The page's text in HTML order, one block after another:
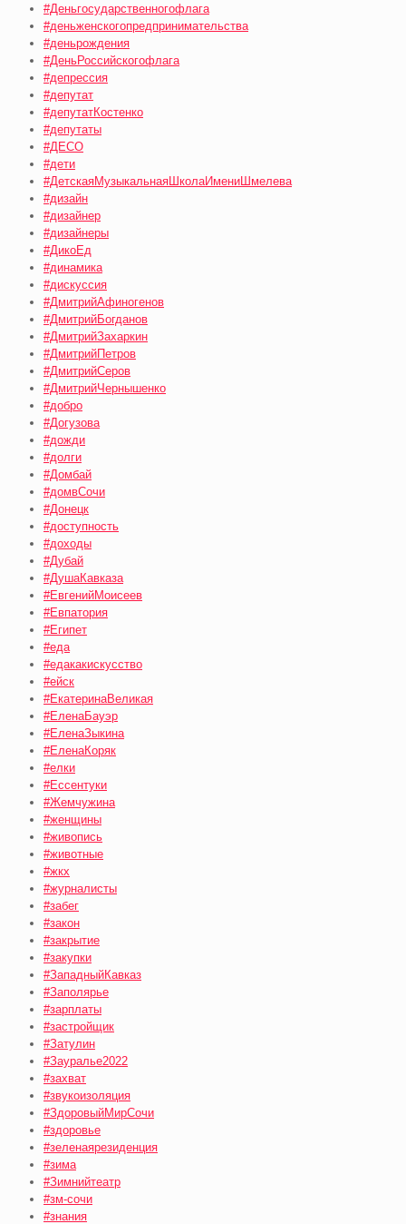
#Деньгосударственногофлага
#деньженскогопредпринимательства
#деньрождения
#ДеньРоссийскогофлага
#депрессия
#депутат
#депутатКостенко
#депутаты
#ДЕСО
#дети
#ДетскаяМузыкальнаяШколаИмениШмелева
#дизайн
#дизайнер
#дизайнеры
#ДикоЕд
#динамика
#дискуссия
#ДмитрийАфиногенов
#ДмитрийБогданов
#ДмитрийЗахаркин
#ДмитрийПетров
#ДмитрийСеров
#ДмитрийЧернышенко
#добро
#Догузова
#дожди
#долги
#Домбай
#домвСочи
#Донецк
#доступность
#доходы
#Дубай
#ДушаКавказа
#ЕвгенийМоисеев
#Евпатория
#Египет
#еда
#едакакискусство
#ейск
#ЕкатеринаВеликая
#ЕленаБауэр
#ЕленаЗыкина
#ЕленаКоряк
#елки
#Ессентуки
#Жемчужина
#женщины
#живопись
#животные
#жкх
#журналисты
#забег
#закон
#закрытие
#закупки
#ЗападныйКавказ
#Заполярье
#зарплаты
#застройщик
#Затулин
#Зауралье2022
#захват
#звукоизоляция
#ЗдоровыйМирСочи
#здоровье
#зеленаярезиденция
#зима
#Зимнийтеатр
#зм-сочи
#знания